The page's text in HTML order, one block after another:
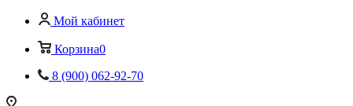
Мой кабинет
Корзина0
8 (900) 062-92-70